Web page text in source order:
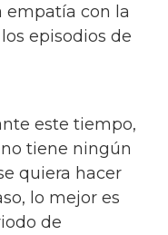
empatía con la
episodios de
este tiempo,
tiene ningún
quiera hacer
lo mejor es
de